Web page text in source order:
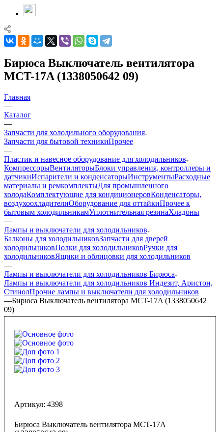
Бирюса Выключатель вентилятора
MCT-17A (1338050642 09)
Главная
—
Каталог
—
Запчасти для холодильного оборудования
Запчасти для бытовой техникиПрочее
—
Пластик и навесное оборудование для холодильников
КомпрессорыВентиляторыБлоки управления, контроллеры и
датчикиИспарители и конденсаторыИнструментыРасходные
материалы и ремкомплектыДля промышленного
холодаКомплектующие для кондиционеровКонденсаторы,
воздухоохладителиОборудование для оттайкиПрочее к
бытовым холодильникамУплотнительная резинаХладоны
—
Лампы и выключатели для холодильников
Балконы для холодильниковЗапчасти для дверей
холодильниковПолки для холодильниковРучки для
холодильниковЯщики и облицовки для холодильников
—
Лампы и выключатели для холодильников Бирюса
Лампы и выключатели для холодильников Индезит, Аристон,
СтинолПрочие лампы и выключатели для холодильников
—Бирюса Выключатель вентилятора MCT-17A (1338050642
09)
Артикул: 4398
Бирюса Выключатель вентилятора MCT-17A